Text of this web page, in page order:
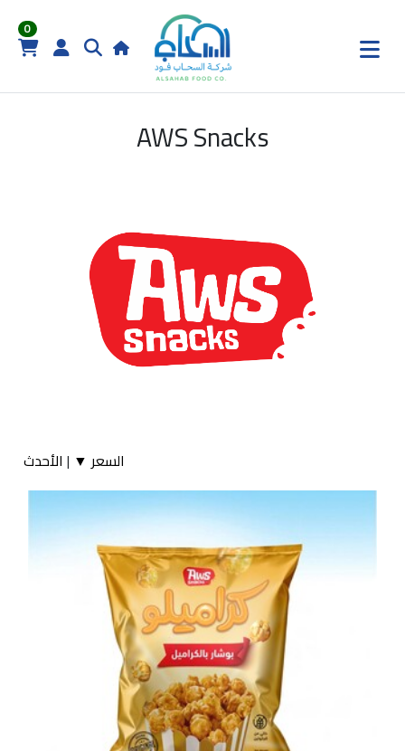
0
AWS Snacks
السعر ▼ | الأحدث